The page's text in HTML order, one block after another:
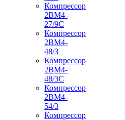
Компрессор
2ВМ4-
27/9С
Компрессор
2ВМ4-
48/3
Компрессор
2ВМ4-
48/3С
Компрессор
2ВМ4-
54/3
Компрессор